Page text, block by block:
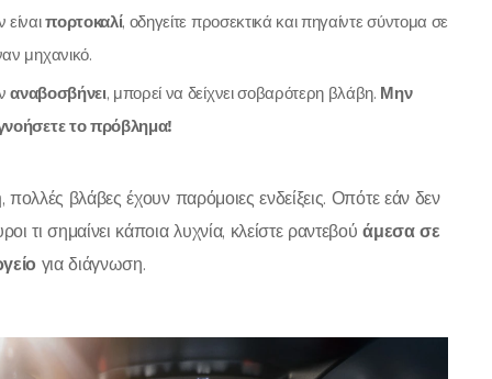
είναιπορτοκαλί, οδηγείτε προσεκτικά και πηγαίντε σύντομα σε
μηχανικό.
αναβοσβήνει, μπορεί να δείχνει σοβαρότερη βλάβη. Μην
το πρόβλημα!
, πολλές βλάβες έχουν παρόμοιες ενδείξεις. Οπότε εάν δεν
τι σημαίνει κάποια λυχνία, κλείστε ραντεβούάμεσα σε
για διάγνωση.